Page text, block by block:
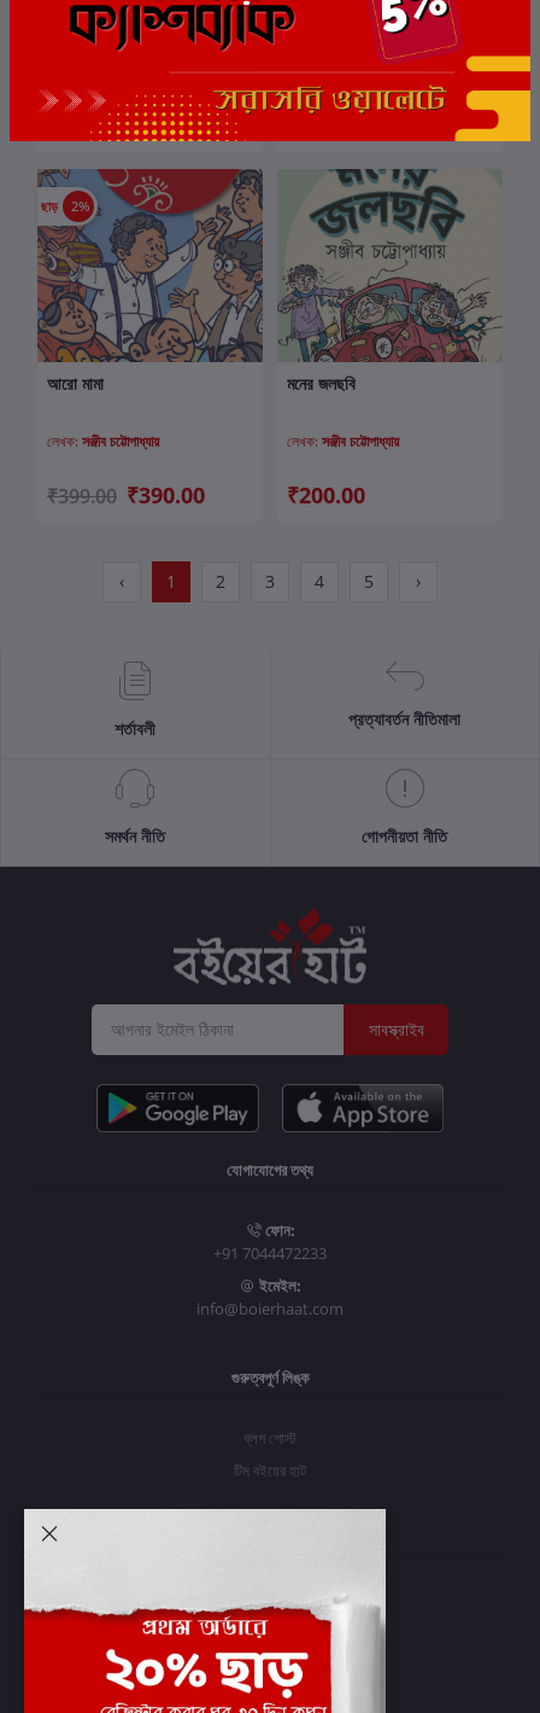
কার্টে যোগ করুন
আমি ও আমি
₹399.00 ₹390.00
কার্টে যোগ করুন
দক্ষিণেশ্বরে আমার সেই দিনগুলি : মা
সারদা
লেখক:সঞ্জীব চট্টোপাধ্যায়
ছাড় 2%
আরো মামা
লেখক: সঞ্জীব চট্টোপাধ্যায়
₹399.00 ₹390.00
কার্টে যোগ করুন
মনের জলছবি
লেখক: সঞ্জীব চট্টোপাধ্যায়
₹200.00
‹ 1 2 3 4 5 ›
শর্তাবলী প্রত্যাবর্তন নীতিমালা
সমর্থন নীতি গোপনীয়তা নীতি
সাবস্ক্রাইব
যোগাযোগের তথ্য
ফোন:
+91 7044472233
ইমেইল:
info@boierhaat.com
গুরুত্বপূর্ণ লিঙ্ক
ব্লগ পোস্ট
টিম বইয়ের হাট
প্রবেশ করুন
অর্ডার ইতিহাস
আমার ইচ্ছাগুলি
অর্ডার ট্র্যাকিং